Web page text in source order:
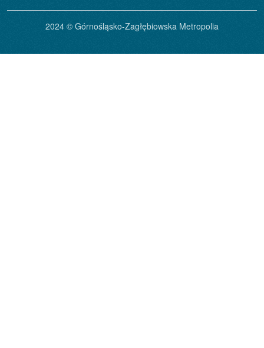
2024 © Górnośląsko-Zagłębiowska Metropolia